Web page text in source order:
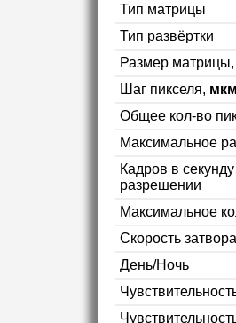
Тип матрицы
Тип развёртки
Размер
Шаг пикселя,
Общее кол-во
Максимальное
Кадров в
разрешении
Максимальное
Скорость
День/Ночь